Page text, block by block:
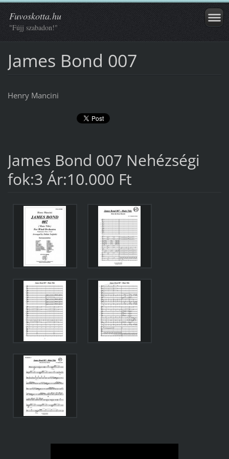
Fuvoskotta.hu
"Fújj szabadon!"
James Bond 007
Henry Mancini
James Bond 007 Nehézségi
fok:3 Ár:10.000 Ft